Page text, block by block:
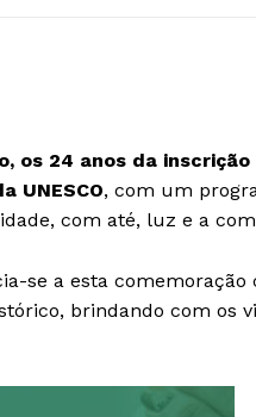
os 24 anos da
UNESCO, com um
com até, luz e a
se a esta
brindando com os